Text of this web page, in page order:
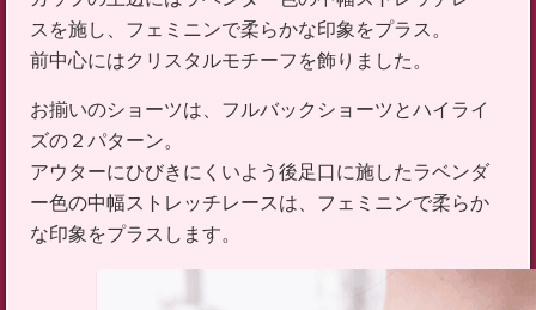
スを施し、フェミニンで柔らかな印象をプラス。
前中心にはクリスタルモチーフを飾りました。
お揃いのショーツは、フルバックショーツとハイライ
ズの２パターン。
アウターにひびきにくいよう後足口に施したラベンダ
ー色の中幅ストレッチレースは、フェミニンで柔らか
な印象をプラスします。